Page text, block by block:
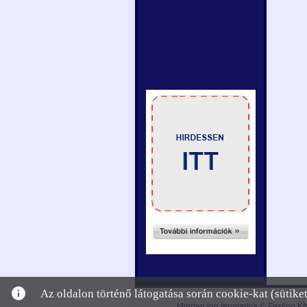
info
Az oldalon történő látogatása során cookie-kat